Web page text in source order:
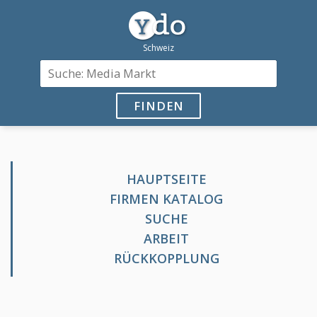
FINDEN
HAUPTSEITE
FIRMEN KATALOG
SUCHE
ARBEIT
RÜCKKOPPLUNG